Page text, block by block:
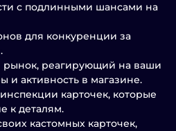
с подлинными шансами на
для конкуренции за
реагирующий на ваши
и активность в магазине.
карточек, которые
к деталям.
кастомных карточек,